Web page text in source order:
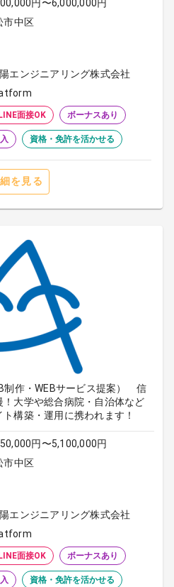
円〜6,000,000円
市中区
エンジニアリング株式会社
面接OK ボーナスあり
資格・免許を活かせる
を見る
制作・WEBサービス提案） 信
大学や総合病院・自治体など
構築・運用に携われます！
円〜5,100,000円
市中区
エンジニアリング株式会社
面接OK ボーナスあり
資格・免許を活かせる